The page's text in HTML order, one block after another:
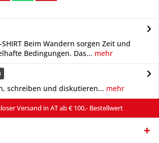
SHIRT Beim Wandern sorgen Zeit und
Bedingungen. Das... mehr
schreiben und diskutieren... mehr
Versand in AT ab € 100,- Bestellwert